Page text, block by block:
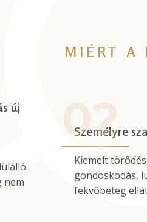
MIÉRT A
új
nem
Személyre
Kiemelt
gondoskodás,
fekvőbeteg